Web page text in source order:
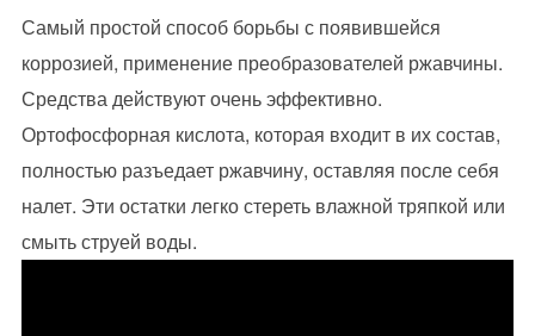
Самый простой способ борьбы с появившейся
коррозией, применение преобразователей ржавчины.
Средства действуют очень эффективно.
Ортофосфорная кислота, которая входит в их состав,
полностью разъедает ржавчину, оставляя после себя
налет. Эти остатки легко стереть влажной тряпкой или
смыть струей воды.